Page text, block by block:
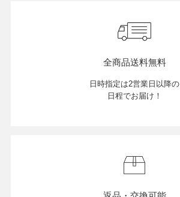
定商取引法に基づく表示全商品送料無料
日時指定は2営業日以降の
日程でお届け！